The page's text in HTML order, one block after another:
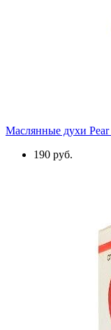
Маслянные духи
190 руб.